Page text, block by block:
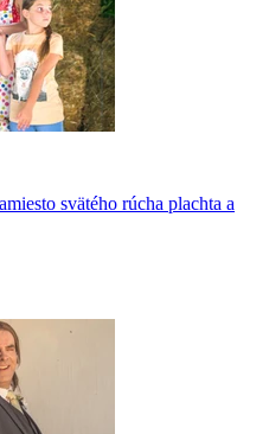
svätého rúcha plachta a